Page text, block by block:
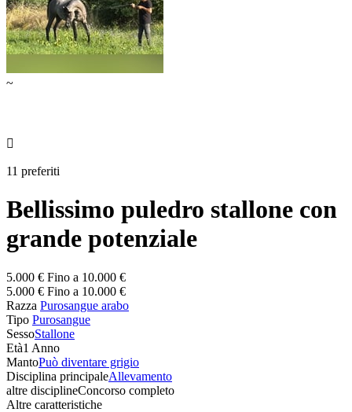
~

11 preferiti
Bellissimo puledro stallone con
grande potenziale
5.000 € Fino a 10.000 €
5.000 € Fino a 10.000 €
Razza Purosangue arabo
Tipo Purosangue
SessoStallone
Età1 Anno
MantoPuò diventare grigio
Disciplina principaleAllevamento
altre disciplineConcorso completo
Altre caratteristiche